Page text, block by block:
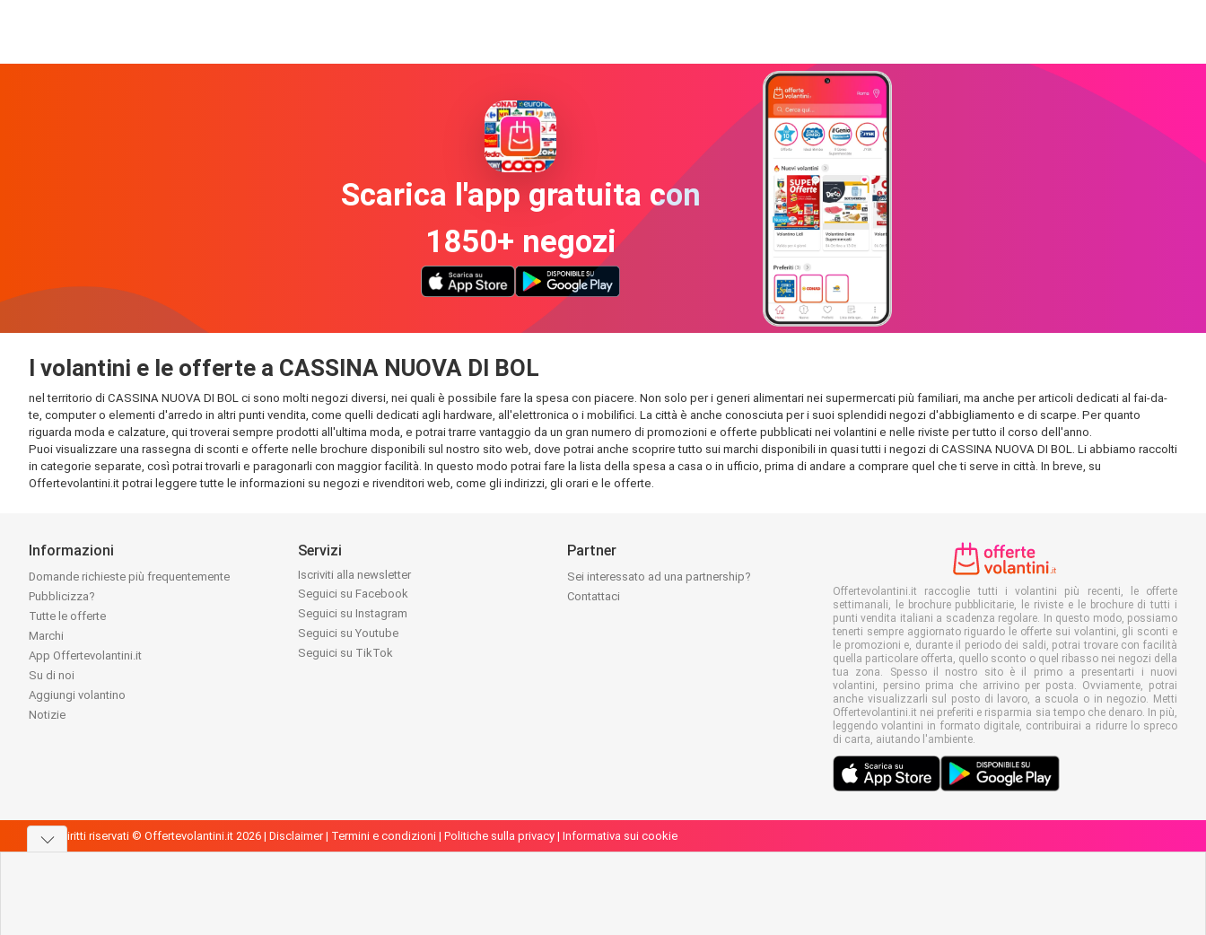
Scarica l'app gratuita con
1850+ negozi
I volantini e le offerte a CASSINA NUOVA DI BOL
nel territorio di CASSINA NUOVA DI BOL ci sono molti negozi diversi, nei quali è possibile fare la spesa con piacere. Non solo per i generi alimentari nei supermercati più familiari, ma anche per articoli dedicati al fai-da-
te, computer o elementi d'arredo in altri punti vendita, come quelli dedicati agli hardware, all'elettronica o i mobilifici. La città è anche conosciuta per i suoi splendidi negozi d'abbigliamento e di scarpe. Per quanto
riguarda moda e calzature, qui troverai sempre prodotti all'ultima moda, e potrai trarre vantaggio da un gran numero di promozioni e offerte pubblicati nei volantini e nelle riviste per tutto il corso dell'anno.
Puoi visualizzare una rassegna di sconti e offerte nelle brochure disponibili sul nostro sito web, dove potrai anche scoprire tutto sui marchi disponibili in quasi tutti i negozi di CASSINA NUOVA DI BOL. Li abbiamo raccolti
in categorie separate, così potrai trovarli e paragonarli con maggior facilità. In questo modo potrai fare la lista della spesa a casa o in ufficio, prima di andare a comprare quel che ti serve in città. In breve, su
Offertevolantini.it potrai leggere tutte le informazioni su negozi e rivenditori web, come gli indirizzi, gli orari e le offerte.
Informazioni
Domande richieste più frequentemente
Pubblicizza?
Tutte le offerte
Marchi
App Offertevolantini.it
Su di noi
Aggiungi volantino
Notizie
Servizi
Iscriviti alla newsletter
Seguici su Facebook
Seguici su Instagram
Seguici su Youtube
Seguici su TikTok
Partner
Sei interessato ad una partnership?
Contattaci
Offertevolantini.it raccoglie tutti i volantini più recenti, le offerte
settimanali, le brochure pubblicitarie, le riviste e le brochure di tutti i
punti vendita italiani a scadenza regolare. In questo modo, possiamo
tenerti sempre aggiornato riguardo le offerte sui volantini, gli sconti e
le promozioni e, durante il periodo dei saldi, potrai trovare con facilità
quella particolare offerta, quello sconto o quel ribasso nei negozi della
tua zona. Spesso il nostro sito è il primo a presentarti i nuovi
volantini, persino prima che arrivino per posta. Ovviamente, potrai
anche visualizzarli sul posto di lavoro, a scuola o in negozio. Metti
Offertevolantini.it nei preferiti e risparmia sia tempo che denaro. In più,
leggendo volantini in formato digitale, contribuirai a ridurre lo spreco
di carta, aiutando l'ambiente.
Tutti i diritti riservati © Offertevolantini.it 2026 | Disclaimer| Termini e condizioni | Politiche sulla privacy | Informativa sui cookie